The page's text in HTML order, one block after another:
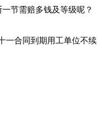
节需赔多钱及等级呢？
一合同到期用工单位不续